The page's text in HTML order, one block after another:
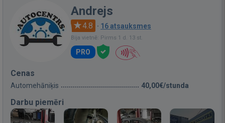
Andrejs
4.8 · 16 atsauksmes
Bija vietnē: Pirms 1 d. 13 st.
PRO
Cenas
Automehāniķis 40,00€/stunda
Darbu piemēri